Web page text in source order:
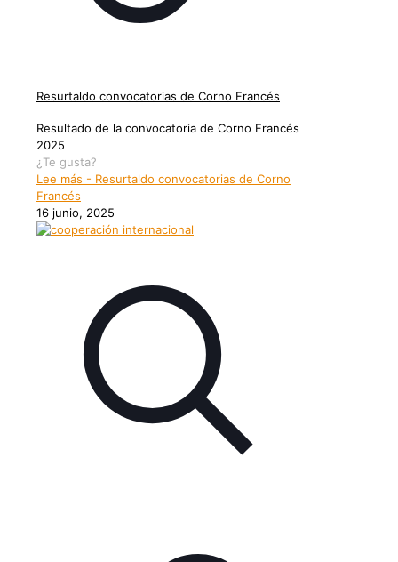
Resurtaldo convocatorias de Corno Francés
Resultado de la convocatoria de Corno Francés
2025
¿Te gusta?
Lee más - Resurtaldo convocatorias de Corno
Francés
16 junio, 2025